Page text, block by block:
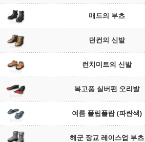
매드의 부츠
던컨의 신발
런치미트의 신발
복고풍 실버펀 오리발
여름 플립플랍 (파란색)
해군 장교 레이스업 부츠